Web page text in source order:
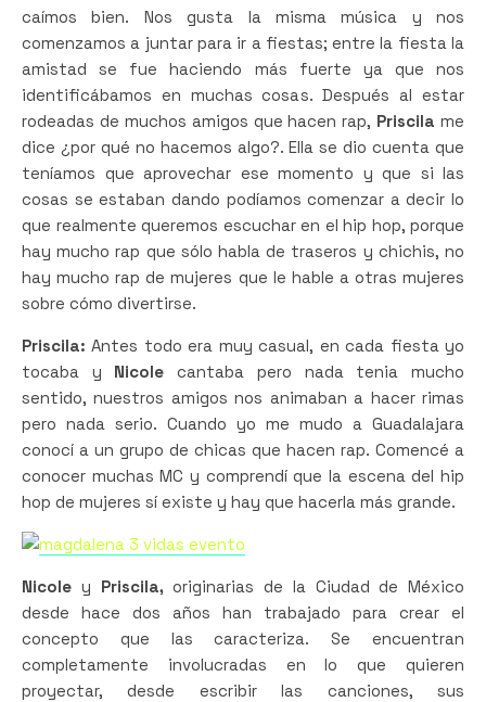
caímos bien. Nos gusta la misma música y nos
comenzamos a juntar para ir a fiestas; entre la fiesta la
amistad se fue haciendo más fuerte ya que nos
identificábamos en muchas cosas. Después al estar
rodeadas de muchos amigos que hacen rap, Priscila me
dice ¿por qué no hacemos algo?. Ella se dio cuenta que
teníamos que aprovechar ese momento y que si las
cosas se estaban dando podíamos comenzar a decir lo
que realmente queremos escuchar en el hip hop, porque
hay mucho rap que sólo habla de traseros y chichis, no
hay mucho rap de mujeres que le hable a otras mujeres
sobre cómo divertirse.
Priscila: Antes todo era muy casual, en cada fiesta yo
tocaba y Nicole cantaba pero nada tenia mucho
sentido, nuestros amigos nos animaban a hacer rimas
pero nada serio. Cuando yo me mudo a Guadalajara
conocí a un grupo de chicas que hacen rap. Comencé a
conocer muchas MC y comprendí que la escena del hip
hop de mujeres sí existe y hay que hacerla más grande.
Nicole y Priscila,originarias de la Ciudad de México
desde hace dos años han trabajado para crear el
concepto que las caracteriza. Se encuentran
completamente involucradas en lo que quieren
proyectar, desde escribir las canciones, sus